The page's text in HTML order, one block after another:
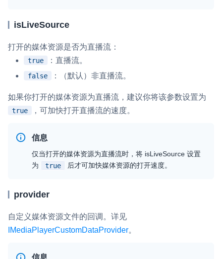
isLiveSource
打开的媒体资源是否为直播流：
true ：直播流。
false ：（默认）非直播流。
如果你打开的媒体资源为直播流，建议你将该参数设置为
true ，可加快打开直播流的速度。
信息
仅当打开的媒体资源为直播流时，将 isLiveSource 设置
为
true 后才可加快媒体资源的打开速度。
provider
自定义媒体资源文件的回调。详见
IMediaPlayerCustomDataProvider。